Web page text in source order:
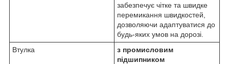
забезпечує чітке та швидке
перемикання швидкостей,
дозволяючи адаптуватися до
будь-яких умов на дорозі.
Втулка
з промисловим
підшипником